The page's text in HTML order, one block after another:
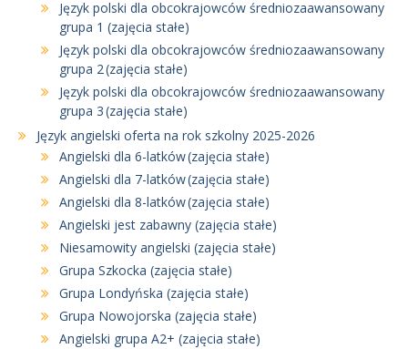
Język polski dla obcokrajowców średniozaawansowany
grupa 1 (zajęcia stałe)
Język polski dla obcokrajowców średniozaawansowany
grupa 2 (zajęcia stałe)
Język polski dla obcokrajowców średniozaawansowany
grupa 3 (zajęcia stałe)
Język angielski oferta na rok szkolny 2025-2026
Angielski dla 6-latków (zajęcia stałe)
Angielski dla 7-latków (zajęcia stałe)
Angielski dla 8-latków (zajęcia stałe)
Angielski jest zabawny (zajęcia stałe)
Niesamowity angielski (zajęcia stałe)
Grupa Szkocka (zajęcia stałe)
Grupa Londyńska (zajęcia stałe)
Grupa Nowojorska (zajęcia stałe)
Angielski grupa A2+ (zajęcia stałe)